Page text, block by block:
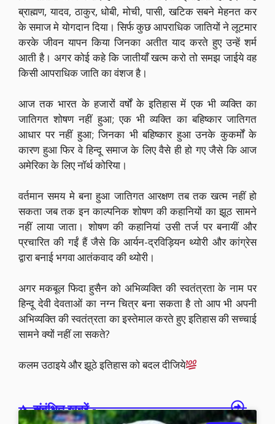
ब्राह्मण, यादव, ठाकुर, धोबी, मोची, पासी, खटिक सबने मेहनत कर
के समाज मे योगदान दिया। सिर्फ कुछ आपराधिक जातियों ने लूटमार
करके जीवन यापन किया जिनका अतीत याद करते हुए उन्हें शर्म
आती है। अगर कोई कहे कि जातीयाँ खत्म करो तो समझ जाईये वह
किसी आपराधिक जाति का वंशज है।
आज तक भारत के हजारों वर्षों के इतिहास में एक भी व्यक्ति का
जातिगत शोषण नहीं हुआ; एक भी व्यक्ति का बहिष्कार जातिगत
आधार पर नहीं हुआ; जिनका भी बहिष्कार हुआ उनके कुकर्मों के
कारण हुआ फिर वे हिन्दू समाज के लिए वैसे ही हो गए जैसे कि आज
अमेरिका के लिए नॉर्थ कोरिया।
वर्तमान समय मे बना हुआ जातिगत आरक्षण तब तक खत्म नहीं हो
सकता जब तक इन काल्पनिक शोषण की कहानियों का झूठ सामने
नहीं लाया जाता। शोषण की कहानियां उसी तर्ज पर बनायीं और
प्रचारित की गईं हैं जैसे कि आर्यन-द्रविड़ियन थ्योरी और कांग्रेस
द्वारा बनाई भगवा आतंकवाद की थ्योरी।
अगर मकबूल फिदा हुसैन को अभिव्यक्ति की स्वतंत्रता के नाम पर
हिन्दू देवी देवताओं का नग्न चित्र बना सकता है तो आप भी अपनी
अभिव्यक्ति की स्वतंत्रता का इस्तेमाल करते हुए इतिहास की सच्चाई
सामने क्यों नहीं ला सकते?
कलम उठाइये और झूठे इतिहास को बदल दीजिये
संबंधित खबरें -